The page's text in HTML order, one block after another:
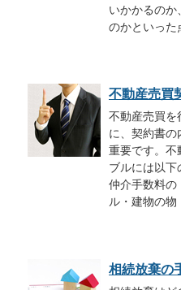
いかかるのか
のかといっ
不動産売買
不動産売買を
に、契約書の
重要です。不
ブルには以下
仲介手数料の
ル・建物の
相続放棄の